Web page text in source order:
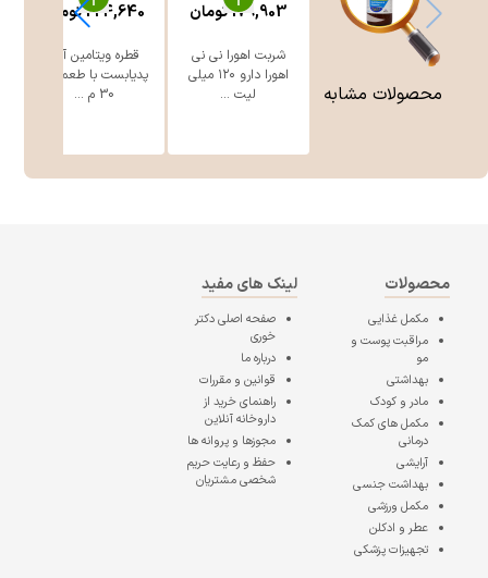
محصولات مشابه
شربت اهورا نی نی
اهورا دارو ۱۲۰ میلی
لیت ...
179,903تومان
قطره ویتامین آ+د
پدیابست با طعم موز
30 م ...
224,640تومان
محصولات
مکمل غذایی
مراقبت پوست و
مو
بهداشتی
مادر و کودک
مکمل های کمک
درمانی
آرایشی
بهداشت جنسی
مکمل ورزشی
عطر و ادکلن
تجهیزات پزشکی
لینک های مفید
صفحه اصلیدکتر
خوری
درباره ما
قوانین و مقررات
راهنمای خرید از
داروخانه آنلاین
مجوزها و پروانه ها
حفظ و رعایت حریم
شخصی مشتریان